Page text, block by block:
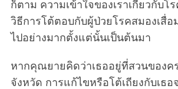
ก็ตาม ความเข้าใจของเราเกี่ยวกับโ
วิธีการโต้ตอบกับผู้ป่วยโรคสมองเสื่อ
ไปอย่างมากตั้งแต่นั้นเป็นต้นมา
หากคุณยายคิดว่าเธออยู่ที่สวนของค
จังหวัด การแก้ไขหรือโต้เถียงกับเธ
: